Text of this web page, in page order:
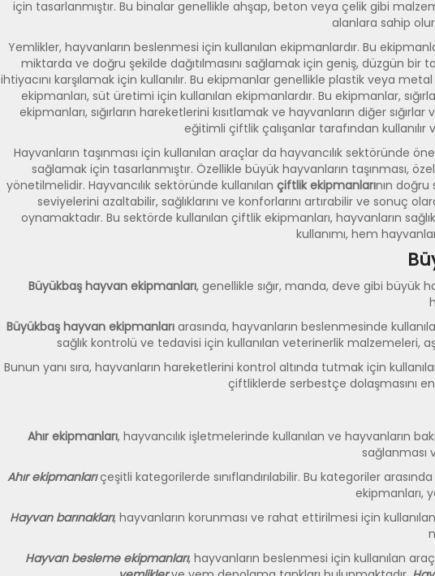
için tasarlanmıştır. Bu binalar genellikle ahşap, beton veya çelik gibi
alanlara sahip
Yemlikler, hayvanların beslenmesi için kullanılan ekipmanlardır. Bu
miktarda ve doğru şekilde dağıtılmasını sağlamak için geniş, düzgün
ihtiyacını karşılamak için kullanılır. Bu ekipmanlar genellikle plastik veya
ekipmanları, süt üretimi için kullanılan ekipmanlardır. Bu ekipmanlar,
ekipmanları, sığırların hareketlerini kısıtlamak ve hayvanların diğer
eğitimli çiftlik çalışanlar tarafından
Hayvanların taşınması için kullanılan araçlar da hayvancılık sektöründe
sağlamak için tasarlanmıştır. Özellikle büyük hayvanların taşınması,
yönetilmelidir. Hayvancılık sektöründe kullanılan çiftlik ekipmanlarının doğru
seviyelerini azaltabilir, sağlıklarını ve konforlarını artırabilir ve sonuç
oynamaktadır. Bu sektörde kullanılan çiftlik ekipmanları, hayvanların
kullanımı, hem
Büyükbaş hayvan ekipmanları, genellikle sığır, manda, deve gibi büyük
Büyükbaş hayvan ekipmanları arasında, hayvanların beslenmesinde
sağlık kontrolü ve tedavisi için kullanılan veterinerlik malzemeleri,
Bunun yanı sıra, hayvanların hareketlerini kontrol altında tutmak için
çiftliklerde serbestçe dolaşmasını
Ahır ekipmanları, hayvancılık işletmelerinde kullanılan ve hayvanların
sağlanması
Ahır ekipmanlarıçeşitli kategorilerde sınıflandırılabilir. Bu kategoriler
ekipmanları,
Hayvan barınakları, hayvanların korunması ve rahat ettirilmesi için
Hayvan besleme ekipmanları, hayvanların beslenmesi için kullanılan